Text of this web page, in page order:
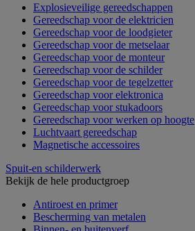
Explosieveilige gereedschappen
Gereedschap voor de elektricien
Gereedschap voor de loodgieter
Gereedschap voor de metselaar
Gereedschap voor de monteur
Gereedschap voor de schilder
Gereedschap voor de tegelzetter
Gereedschap voor elektronica
Gereedschap voor stukadoors
Gereedschap voor werken op hoogte
Luchtvaart gereedschap
Magnetische accessoires
Spuit-en schilderwerk
Bekijk de hele productgroep
Antiroest en primer
Bescherming van metalen